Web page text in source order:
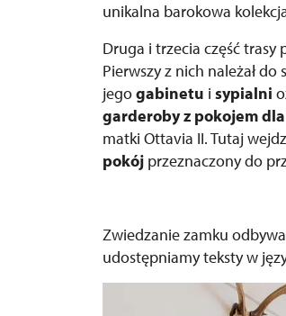
unikalna barokowa
Druga i trzecia część
Pierwszy z nich należał do
jegogabinetu i sypialni
garderoby z pokojem dla
matki Ottavia II. Tutaj
pokój przeznaczony do
Zwiedzanie zamku
udostępniamy teksty w